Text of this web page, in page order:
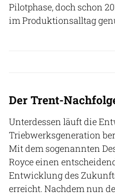
Pilotphase, doch schon
im Produktionsalltag
Der Trent-
Unterdessen läuft die
Triebwerksgeneration
Mit dem sogenannten
Royce einen
Entwicklung des
erreicht. Nachdem nun